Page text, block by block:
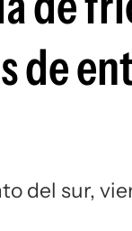
de
del sur,